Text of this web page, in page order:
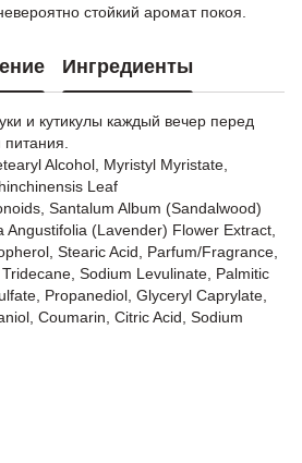
стойкий аромат покоя.
Ингредиенты
и кутикулы каждый вечер перед
Alcohol, Myristyl Myristate,
Leaf
Santalum Album (Sandalwood)
Angustifolia (Lavender) Flower Extract,
Stearic Acid, Parfum/Fragrance,
Sodium Levulinate, Palmitic
Propanediol, Glyceryl Caprylate,
Coumarin, Citric Acid, Sodium